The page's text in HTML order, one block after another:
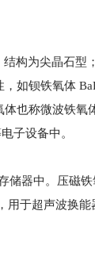
构为尖晶石型
如钡铁氧体
也称微波铁氧
子设备中。
储器中。压磁
于超声波换能